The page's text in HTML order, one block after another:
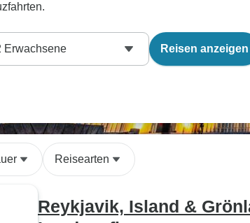
Erwachsene Reisen anzeigen
Reisearten
Reykjavik, Island &